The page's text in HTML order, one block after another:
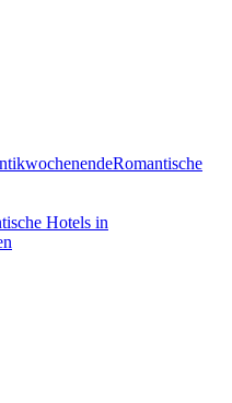
Romantische
Hotels in